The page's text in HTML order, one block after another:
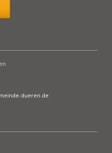
dueren.de